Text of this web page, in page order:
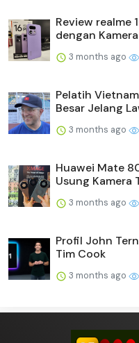
Review realme
dengan
3 months ago
Pelatih
Besar Jelang
3 months ago
Huawei Mate
Usung Kamera
3 months ago
Profil John
Tim Cook
3 months ago